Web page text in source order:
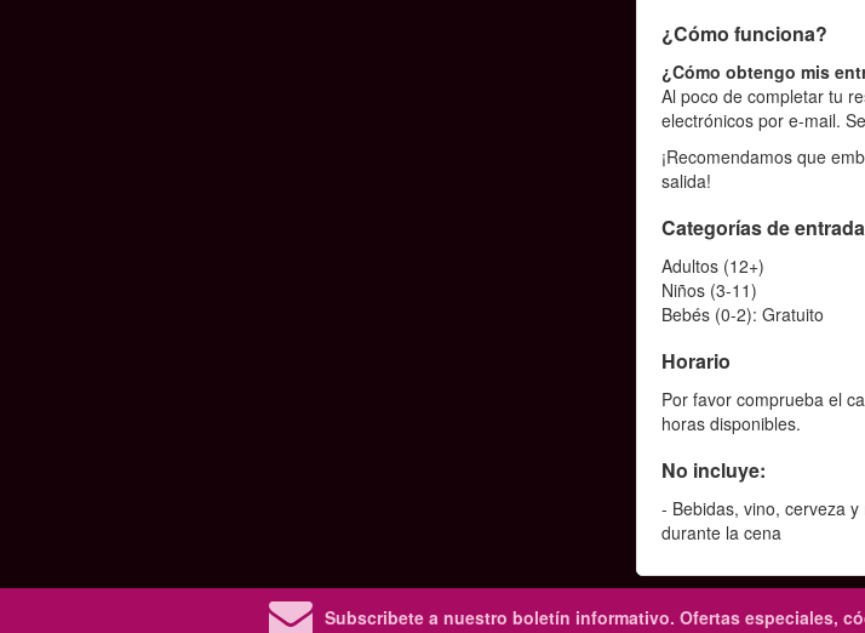
¿Cómo funciona?
¿Cómo obtengo mis
Al poco de completar tu
electrónicos por e-mail.
¡Recomendamos que
salida!
Categorías de
Adultos (12+)
Niños (3-11)
Bebés (0-2): Gratuito
Horario
Por favor comprueba el
horas disponibles.
No incluye:
- Bebidas, vino, cerveza
durante la cena
Subscribete a nuestro boletín informativo. Ofertas especiales,